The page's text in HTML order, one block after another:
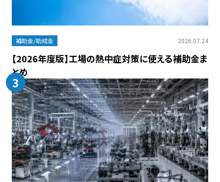
補助金/助成金 2026.07.24
【2026年度版】工場の熱中症対策に使える補助金ま
とめ
3